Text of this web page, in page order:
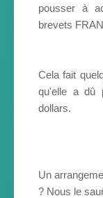
pousser à
brevets
Cela fait
qu'elle a dû
dollars.
Un
? Nous le